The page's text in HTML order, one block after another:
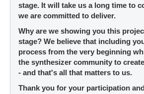
stage. It will take us a long time to
we are committed to deliver.
Why are we showing you this
stage? We believe that including
process from the very beginning
the synthesizer community to
- and that's all that matters to us.
Thank you for your participation